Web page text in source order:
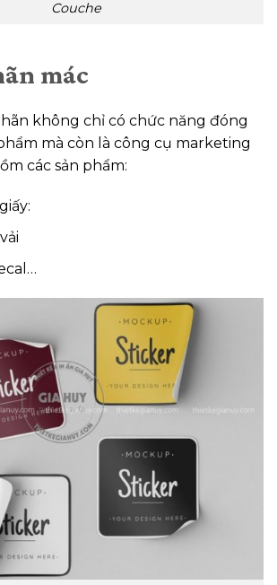
Couche
mác
không chỉ có chức năng đóng
mà còn là công cụ marketing
các sản phẩm: